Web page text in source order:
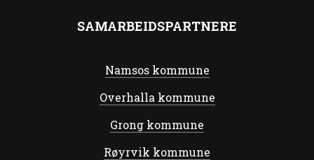
SAMARBEIDSPARTNERE
Namsos kommune
Overhalla kommune
Grong kommune
Røyrvik kommune